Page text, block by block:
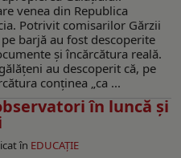
venea din Republica
Potrivit comisarilor Gărzii
barjă au fost descoperite
și încărcătura reală.
au descoperit că, pe
conținea „ca ...
în luncă și
în EDUCAŢIE